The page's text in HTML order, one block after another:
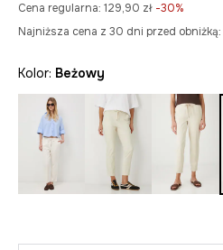
Cena regularna: 129,90 zł -30%
Najniższa cena z 30 dni przed obniżką:
Kolor: beżowy